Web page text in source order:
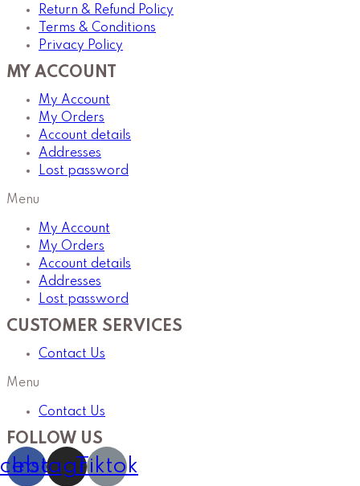
Return & Refund Policy
Terms & Conditions
Privacy Policy
MY ACCOUNT
My Account
My Orders
Account details
Addresses
Lost password
Menu
My Account
My Orders
Account details
Addresses
Lost password
CUSTOMER SERVICES
Contact Us
Menu
Contact Us
FOLLOW US
Instagram
Tiktok